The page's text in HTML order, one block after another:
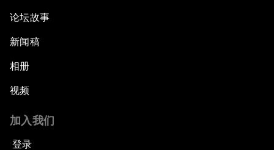
论坛故事
新闻稿
相册
视频
加入我们
登录